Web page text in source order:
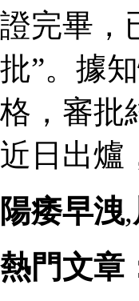
證完畢，
批”。據
格，審批
近日出爐
陽痿早洩,
熱門文章